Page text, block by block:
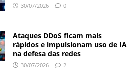
30/07/2026 0
Ataques DDoS ficam mais
rápidos e impulsionam uso de IA
na defesa das redes
30/07/2026 2